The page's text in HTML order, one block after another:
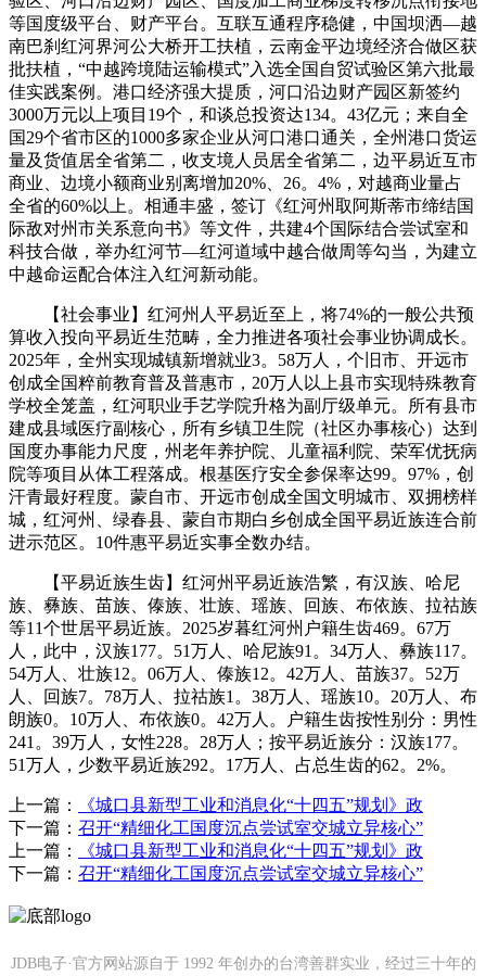
等国度级平台、财产平台。互联互通程序稳健，中国坝洒—越
南巴刹红河界河公大桥开工扶植，云南金平边境经济合做区获
批扶植，“中越跨境陆运输模式”入选全国自贸试验区第六批最
佳实践案例。港口经济强大提质，河口沿边财产园区新签约
3000万元以上项目19个，和谈总投资达134。43亿元；来自全
国29个省市区的1000多家企业从河口港口通关，全州港口货运
量及货值居全省第二，收支境人员居全省第二，边平易近互市
商业、边境小额商业别离增加20%、26。4%，对越商业量占
全省的60%以上。相通丰盛，签订《红河州取阿斯蒂市缔结国
际敌对州市关系意向书》等文件，共建4个国际结合尝试室和
科技合做，举办红河节—红河道域中越合做周等勾当，为建立
中越命运配合体注入红河新动能。
【社会事业】红河州人平易近至上，将74%的一般公共预
算收入投向平易近生范畴，全力推进各项社会事业协调成长。
2025年，全州实现城镇新增就业3。58万人，个旧市、开远市
创成全国粹前教育普及普惠市，20万人以上县市实现特殊教育
学校全笼盖，红河职业手艺学院升格为副厅级单元。所有县市
建成县域医疗副核心，所有乡镇卫生院（社区办事核心）达到
国度办事能力尺度，州老年养护院、儿童福利院、荣军优抚病
院等项目从体工程落成。根基医疗安全参保率达99。97%，创
汗青最好程度。蒙自市、开远市创成全国文明城市、双拥榜样
城，红河州、绿春县、蒙自市期白乡创成全国平易近族连合前
进示范区。10件惠平易近实事全数办结。
【平易近族生齿】红河州平易近族浩繁，有汉族、哈尼
族、彝族、苗族、傣族、壮族、瑶族、回族、布依族、拉祜族
等11个世居平易近族。2025岁暮红河州户籍生齿469。67万
人，此中，汉族177。51万人、哈尼族91。34万人、彝族117。
54万人、壮族12。06万人、傣族12。42万人、苗族37。52万
人、回族7。78万人、拉祜族1。38万人、瑶族10。20万人、布
朗族0。10万人、布依族0。42万人。户籍生齿按性别分：男性
241。39万人，女性228。28万人；按平易近族分：汉族177。
51万人，少数平易近族292。17万人、占总生齿的62。2%。
上一篇：
《城口县新型工业和消息化“十四五”规划》政
下一篇： 召开“精细化工国度沉点尝试室交城立异核心”
上一篇：
《城口县新型工业和消息化“十四五”规划》政
下一篇： 召开“精细化工国度沉点尝试室交城立异核心”
JDB电子·官方网站源自于 1992 年创办的台湾善群实业，经过三十年的